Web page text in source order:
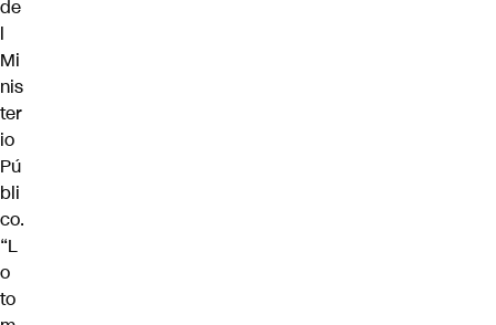
de
l
Mi
nis
ter
io
Pú
bli
co.
“L
o
to